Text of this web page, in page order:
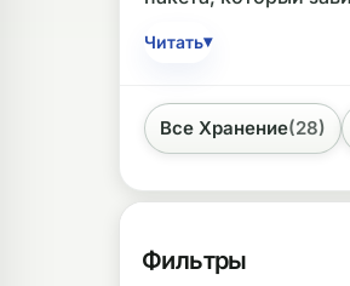
бонги
Читать▾
Все Хранение(28)
Фильтры